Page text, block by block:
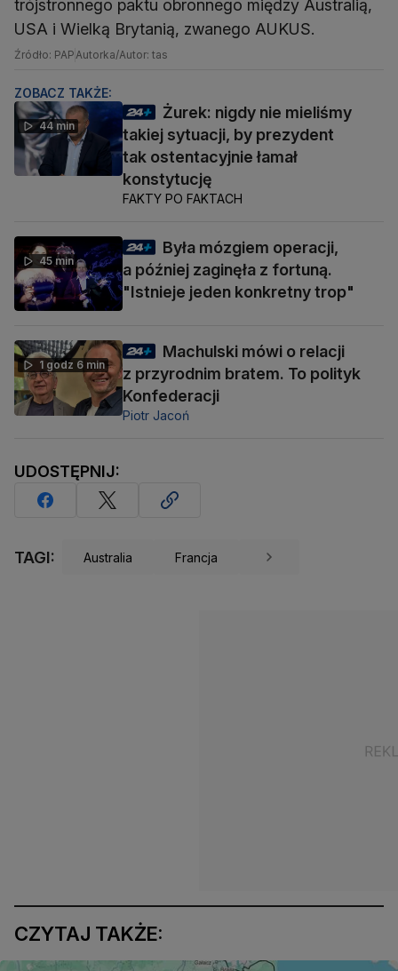
trójstronnego paktu obronnego między Australią,
USA i Wielką Brytanią, zwanego AUKUS.
Źródło: PAPAutorka/Autor: tas
ZOBACZ TAKŻE:
44 min
Żurek: nigdy nie mieliśmy
takiej sytuacji, by prezydent
tak ostentacyjnie łamał
konstytucję
FAKTY PO FAKTACH
45 min
Była mózgiem operacji,
a później zaginęła z fortuną.
"Istnieje jeden konkretny trop"
1 godz 6 min
Machulski mówi o relacji
z przyrodnim bratem. To polityk
Konfederacji
Piotr Jacoń
UDOSTĘPNIJ:
TAGI: Australia Francja
CZYTAJ TAKŻE: